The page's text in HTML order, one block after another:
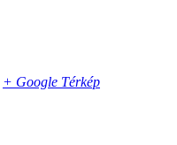
+ Google Térkép